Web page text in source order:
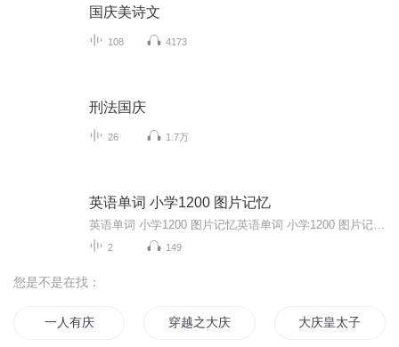
国庆美诗文
108 4173
刑法国庆
26 1.7万
英语单词 小学1200 图片记忆
2 149
您是不是在找：
一人有庆 穿越之大庆帝国 大庆皇太子